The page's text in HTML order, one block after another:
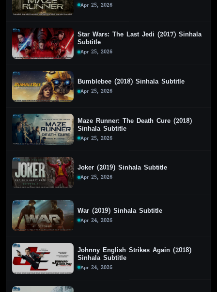
Apr 25, 2026
Star Wars: The Last Jedi (2017) Sinhala
Subtitle
Apr 25, 2026
Bumblebee (2018) Sinhala Subtitle
Apr 25, 2026
Maze Runner: The Death Cure (2018)
Sinhala Subtitle
Apr 25, 2026
Joker (2019) Sinhala Subtitle
Apr 25, 2026
War (2019) Sinhala Subtitle
Apr 24, 2026
Johnny English Strikes Again (2018)
Sinhala Subtitle
Apr 24, 2026